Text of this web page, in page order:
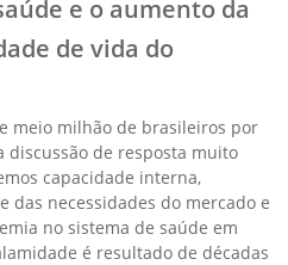
e o aumento da
de vida do
meio milhão de brasileiros por
discussão de resposta muito
capacidade interna,
das necessidades do mercado e
no sistema de saúde em
é resultado de décadas